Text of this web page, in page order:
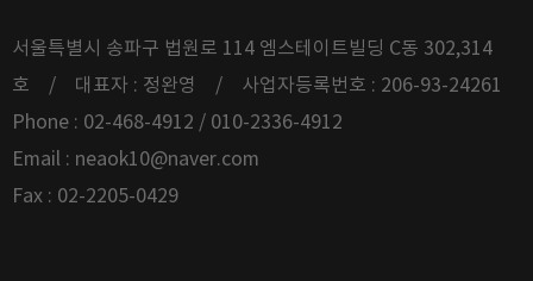
서울특별시 송파구 법원로 114 엠스테이트빌딩 C동 302,314
호 / 대표자 : 정완영 / 사업자등록번호 : 206-93-24261
Phone : 02-468-4912 / 010-2336-4912
Email : neaok10@naver.com
Fax : 02-2205-0429